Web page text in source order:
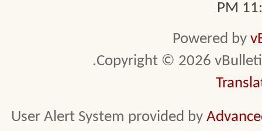
Powered by
Copyright © 2026
User Alert System provided by